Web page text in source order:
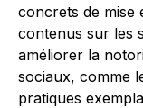
concrets de
contenus sur les
améliorer la
sociaux, comme
pratiques